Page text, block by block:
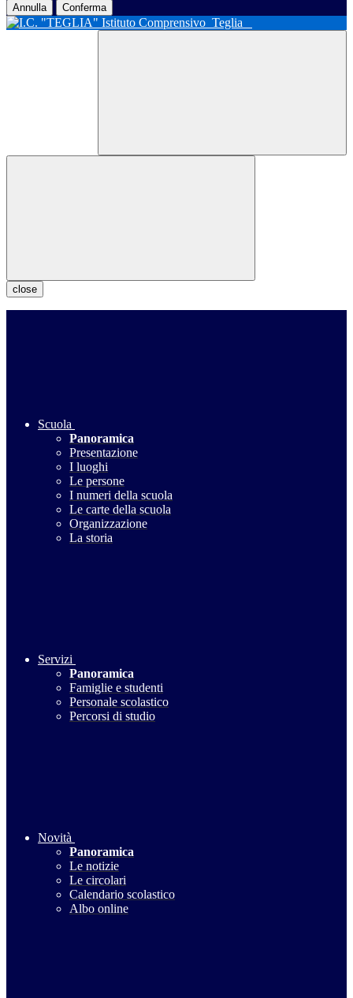
Annulla Conferma
Istituto Comprensivo Teglia
close
Scuola
Panoramica
Presentazione
I luoghi
Le persone
I numeri della scuola
Le carte della scuola
Organizzazione
La storia
Servizi
Panoramica
Famiglie e studenti
Personale scolastico
Percorsi di studio
Novità
Panoramica
Le notizie
Le circolari
Calendario scolastico
Albo online